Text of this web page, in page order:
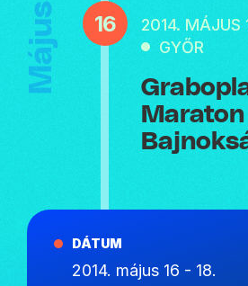
Május 16
2014. MÁJUS
GYŐR
DÁTUM
2014. május 16 - 18.